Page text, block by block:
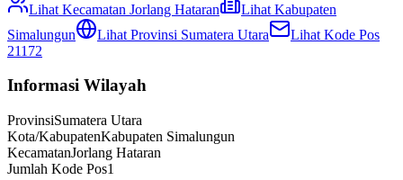
Lihat Kecamatan Jorlang Hataran Lihat Kabupaten
Simalungun
Lihat Provinsi Sumatera Utara
Lihat Kode Pos
21172
Informasi Wilayah
ProvinsiSumatera Utara
Kota/KabupatenKabupaten Simalungun
KecamatanJorlang Hataran
Jumlah Kode Pos1